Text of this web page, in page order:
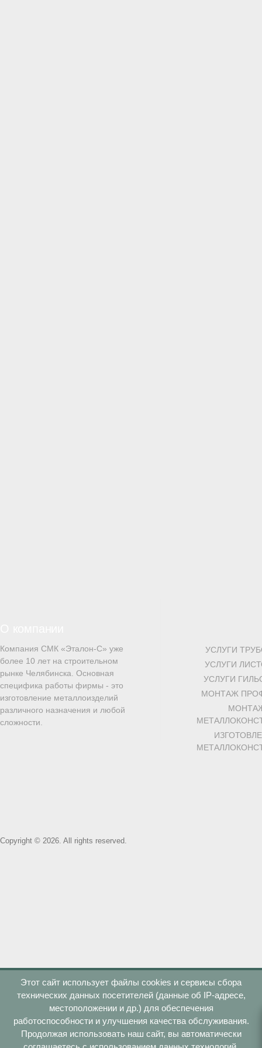
Компания СМК «Эталон-С» уже
более 10 лет на строительном
рынке Челябинска. Основная
специфика работы фирмы - это
изготовление металлоизделий
различного назначения и любой
сложности.
УСЛУГИ
УСЛУГИ
УСЛУГИ
МОНТАЖ
Copyright © 2026. All rights reserved.
«Я согласен(а) на
Этот сайт использует файлы cookies и сервисы сбора
технических данных посетителей (данные об IP-адресе,
местоположении и др.) для обеспечения
работоспособности и улучшения качества обслуживания.
Продолжая использовать наш сайт, вы автоматически